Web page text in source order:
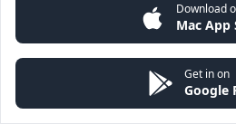
Download
Mac App
Get in on
Google